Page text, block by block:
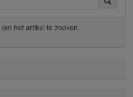
het artikel te zoeken.